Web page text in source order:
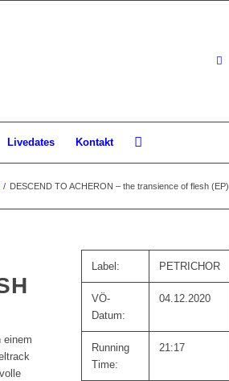
Livedates Kontakt
/ DESCEND TO ACHERON – the transience of flesh (EP)
einem
Label: PETRICHOR
VÖ-
Datum:
04.12.2020
Running
Time:
21:17